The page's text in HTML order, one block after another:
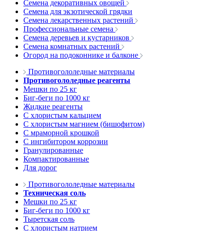
Семена декоративных овощей
Семена для экзотической грядки
Семена лекарственных растений
Профессиональные семена
Семена деревьев и кустарников
Семена комнатных растений
Огород на подоконнике и балконе
Противогололедные материалы
Противогололедные реагенты
Мешки по 25 кг
Биг-беги по 1000 кг
Жидкие реагенты
С хлористым кальцием
С хлористым магнием (бишофитом)
С мраморной крошкой
С ингибитором коррозии
Гранулированные
Компактированные
Для дорог
Противогололедные материалы
Техническая соль
Мешки по 25 кг
Биг-беги по 1000 кг
Тыретская соль
С хлористым натрием